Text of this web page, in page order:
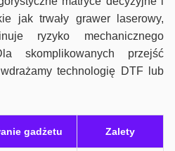
jak trwały grawer laserowy,
ryzyko mechanicznego
skomplikowanych przejść
technologię DTF lub
gadżetu Zalety